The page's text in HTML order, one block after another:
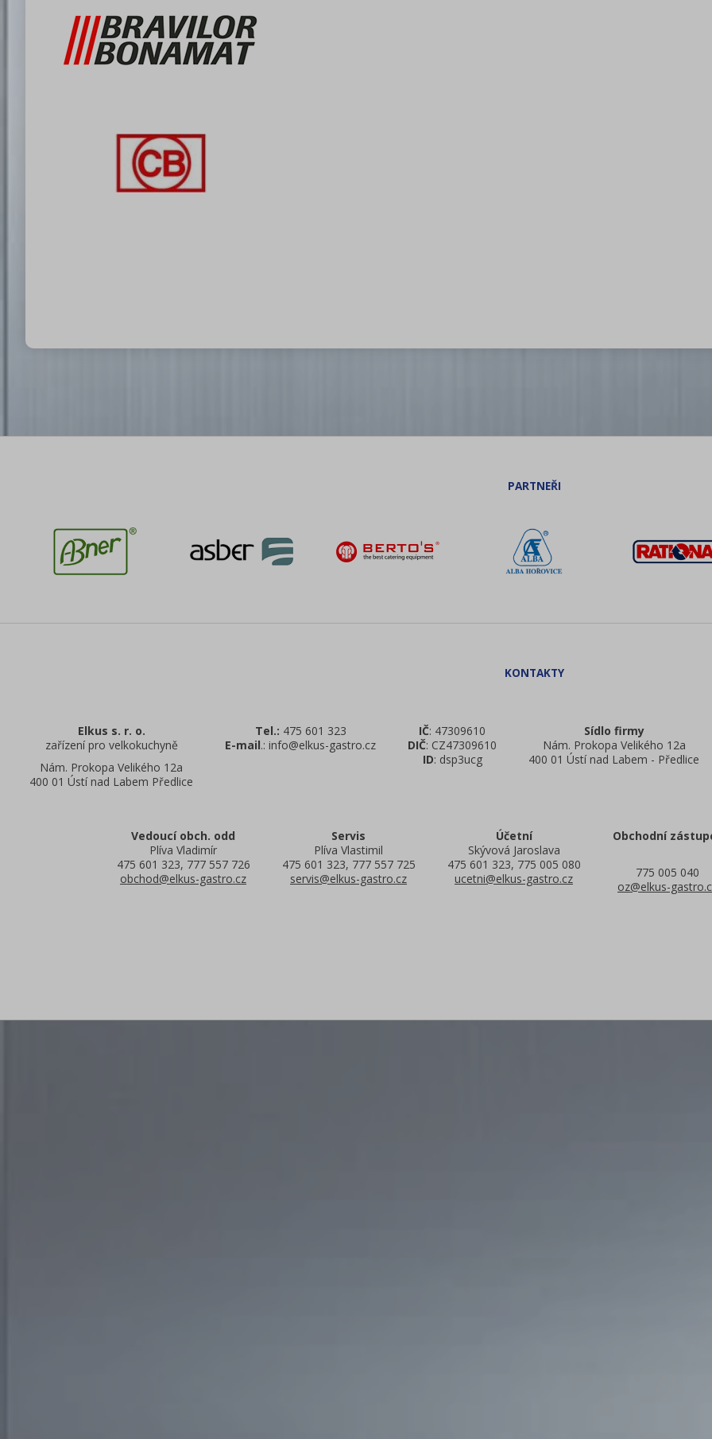
Elkus s. r. o.
zařízení pro velkokuchyně
Nám. Prokopa Velikého 12a
400 01 Ústí nad Labem Předlice
Tel.: 475 601 323
E-mail.: info@elkus-gastro.cz
IČ: 47309610
DIČ: CZ47309610
ID: dsp3ucg
Sídlo firmy
Nám. Prokopa Velikého 12a
400 01 Ústí nad Labem - Předlice
Vedoucí obch. odd
Plíva Vladimír
475 601 323, 777 557 726
obchod@elkus-gastro.cz
Servis
Plíva Vlastimil
475 601 323, 777 557 725
servis@elkus-gastro.cz
Účetní
Skývová Jaroslava
475 601 323, 775 005 080
ucetni@elkus-gastro.cz
Obchodní
775 005 040
oz@elkus-